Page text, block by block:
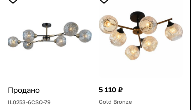
Продано
IL0253-6CSQ-79
5 110 ₽
Gold Bronze